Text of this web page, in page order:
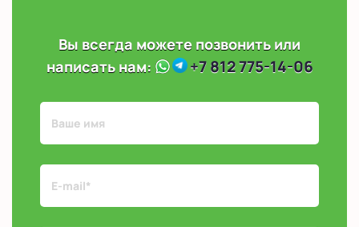
Вы всегда можете позвонить или
написать нам:
+7 812 775-14-06